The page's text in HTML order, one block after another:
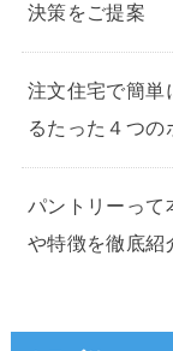
決策をご提案
注文住宅で簡単
るたった４つの
パントリーって
や特徴を徹底紹